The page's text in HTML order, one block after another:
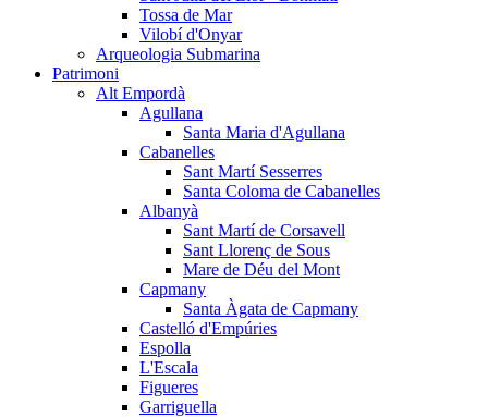
Tossa de Mar
Vilobí d'Onyar
Arqueologia Submarina
Patrimoni
Alt Empordà
Agullana
Santa Maria d'Agullana
Cabanelles
Sant Martí Sesserres
Santa Coloma de Cabanelles
Albanyà
Sant Martí de Corsavell
Sant Llorenç de Sous
Mare de Déu del Mont
Capmany
Santa Àgata de Capmany
Castelló d'Empúries
Espolla
L'Escala
Figueres
Garriguella